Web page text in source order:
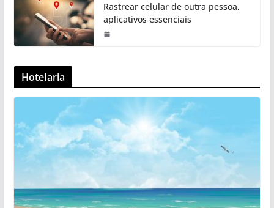
Rastrear celular de outra pessoa,
aplicativos essenciais
Hotelaria